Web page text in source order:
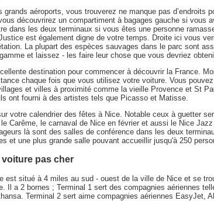
grands aéroports, vous trouverez ne manque pas d’endroits
découvrirez un compartiment à bagages gauche si vous
dans les deux terminaux si vous êtes une personne
est également digne de votre temps. Droite ici vous
La plupart des espèces sauvages dans le parc sont
et laissez - les faire leur chose que vous devriez
destination pour commencer à découvrir la France.
chaque fois que vous utilisez votre voiture. Vous
et villes à proximité comme la vieille Provence et St
ont fourni à des artistes tels que Picasso et Matisse.
votre calendrier des fêtes à Nice. Notable ceux à guetter
Carême, le carnaval de Nice en février et aussi le Nice
là sont des salles de conférence dans les deux
et une plus grande salle pouvant accueillir jusqu'à 250
voiture pas cher
est situé à 4 miles au sud - ouest de la ville de Nice et se
Il a 2 bornes ; Terminal 1 sert des compagnies aériennes
Terminal 2 sert aime compagnies aériennes EasyJet,